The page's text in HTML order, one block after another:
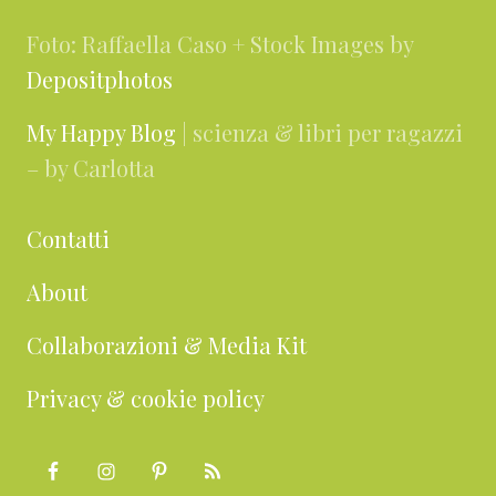
Foto: Raffaella Caso + Stock Images by
Depositphotos
My Happy Blog | scienza & libri per ragazzi
– by Carlotta
Contatti
About
Collaborazioni & Media Kit
Privacy & cookie policy